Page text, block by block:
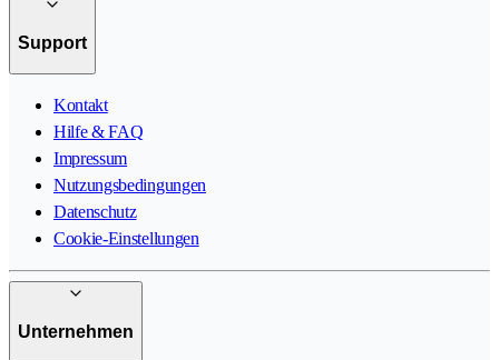
Support
Kontakt
Hilfe & FAQ
Impressum
Nutzungsbedingungen
Datenschutz
Cookie-Einstellungen
Unternehmen